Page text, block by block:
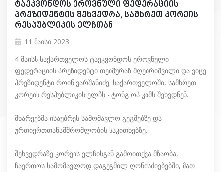
ტაეკვონდოს ეროვნული ფედერაციის
პრეზიდენტის შეხვედრა, სამხრეთ კორეის
რესპუბლიკის ელჩთან
11 მაისი 2023
4 მაისს საქართველოს ტაეკვონდოს ეროვნული
ფედერაციის პრეზიდენტი თეიმურაზ მღებრიშვილი და ვიცე
პრეზიდენტი როინ ვარშანიძე, საქართველოში, სამხრეთ
კორეის რესპუბლიკის ელჩს - ტონგ ოპ კიმს შეხვდნენ.
მხარეებმა ისაუბრეს სამომავლო გეგმებზე და
ურთიერთთანამშრომლობის საკითხებზე.
შეხვედრაზე კორეის ელჩისგან გამოითქვა მზაობა,
ჩაერთოს სამომავლოდ დაგეგმილ ღონისძიებებში, მათ